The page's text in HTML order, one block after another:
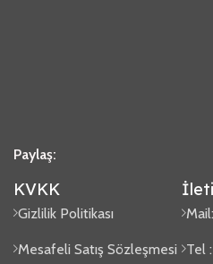
Paylaş:
KVKK
Gizlilik Politikası
Mesafeli Satış Sözleşmesi Tel